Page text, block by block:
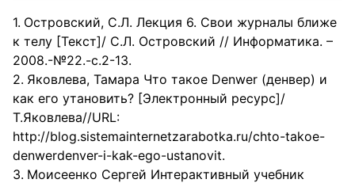
СУБД.
Островский, С.Л. Лекция 6. Свои журналы ближе
к телу [Текст]/ С.Л. Островский // Информатика. –
2008.-№22.-с.2-13.
Яковлева, Тамара Что такое Denwer (денвер) и
как его утановить? [Электронный ресурс]/
Т.Яковлева//URL:
http://blog.sistemainternetzarabotka.ru/chto-takoe-
denwerdenver-i-kak-ego-ustanovit.
Моисеенко Сергей Интерактивный учебник